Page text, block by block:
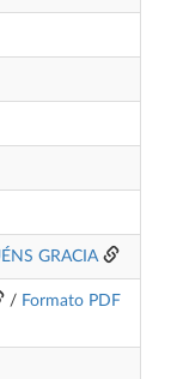
GRACIA
/ Formato PDF